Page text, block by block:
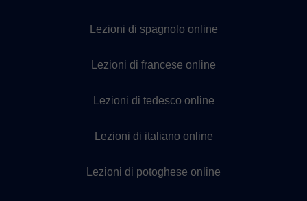
Lezioni di spagnolo online
Lezioni di francese online
Lezioni di tedesco online
Lezioni di italiano online
Lezioni di potoghese online